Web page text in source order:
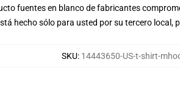
fuentes en blanco de fabricantes
hecho sólo para usted por su tercero local,
SKU: 14443650-US-t-shirt-